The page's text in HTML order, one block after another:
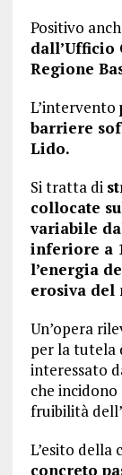
Positivo
dall’Ufficio
Regione
L’intervento
barriere
Lido.
Si tratta di
collocate
variabile
inferiore a
l’energia
erosiva del
Un’opera
per la tutela
interessato
che
fruibilità
L’esito della
concreto